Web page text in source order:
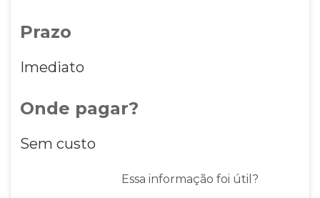
Prazo
Imediato
Onde pagar?
Sem custo
Essa informação foi útil?